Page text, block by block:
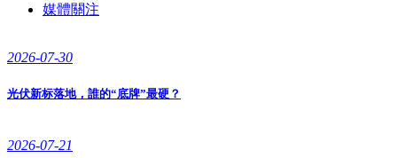
媒體關注
2026-07-30
光伏新标落地，誰的“底牌”最硬？
2026-07-21